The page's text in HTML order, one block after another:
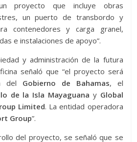
proyecto que incluye obras
un puerto de transbordo y
contenedores y carga granel,
e instalaciones de apoyo”.
y administración de la futura
señaló que “el proyecto será
del Gobierno de Bahamas, el
de la Isla Mayaguana y Global
Limited. La entidad operadora
Group”.
del proyecto, se señaló que se